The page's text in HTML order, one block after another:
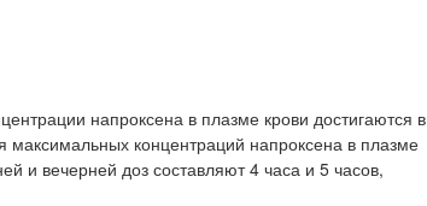
напроксена в плазме крови достигаются в
концентраций напроксена в плазме
и вечерней доз составляют 4 часа и 5 часов,